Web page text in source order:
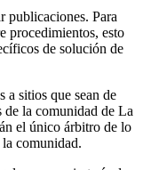
publicaciones. Para
procedimientos, esto
de solución de
a sitios que sean de
de la comunidad de La
el único árbitro de lo
comunidad.